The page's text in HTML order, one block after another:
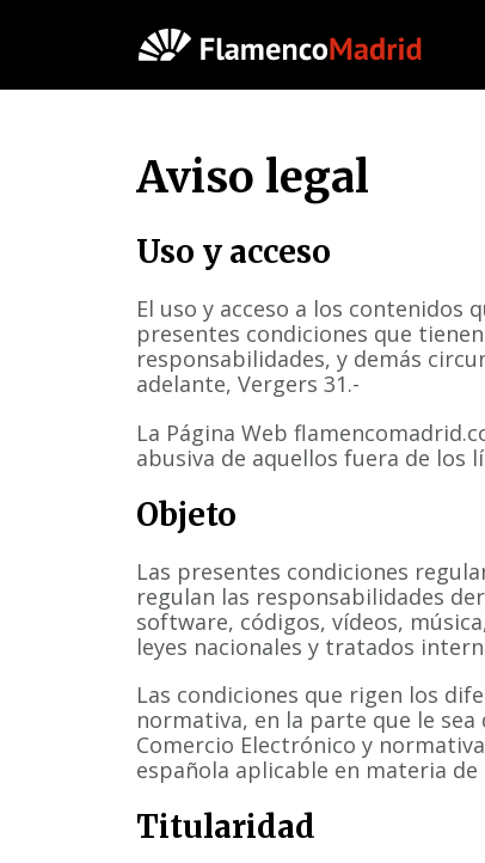
Aviso legal
Uso y acceso
El uso y acceso a los
presentes condiciones que
responsabilidades, y demás
adelante, Vergers 31.-
La Página Web
abusiva de aquellos fuera de los
Objeto
Las presentes condiciones
regulan las responsabilidades
software, códigos, vídeos,
leyes nacionales y tratados
Las condiciones que rigen los
normativa, en la parte que le sea
Comercio Electrónico y
española aplicable en materia
Titularidad